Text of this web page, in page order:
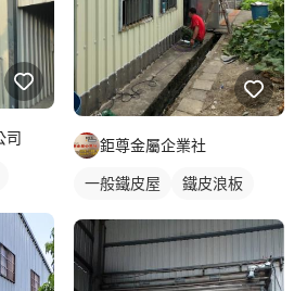
司 鉅尊金屬企業社
一般鐵皮屋 鐵皮浪板